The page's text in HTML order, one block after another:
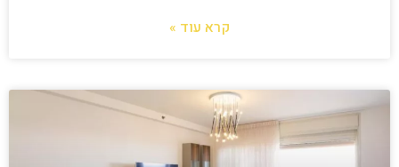
קרא עוד »